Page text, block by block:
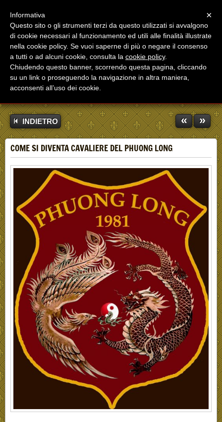
INDIETRO « »
COME SI DIVENTA CAVALIERE DEL PHUONG LONG
×
Informativa
Questo sito o gli strumenti terzi da questo utilizzati si avvalgono
di cookie necessari al funzionamento ed utili alle finalità illustrate
nella cookie policy. Se vuoi saperne di più o negare il consenso
a tutti o ad alcuni cookie, consulta la cookie policy.
Chiudendo questo banner, scorrendo questa pagina, cliccando
su un link o proseguendo la navigazione in altra maniera,
acconsenti all’uso dei cookie.